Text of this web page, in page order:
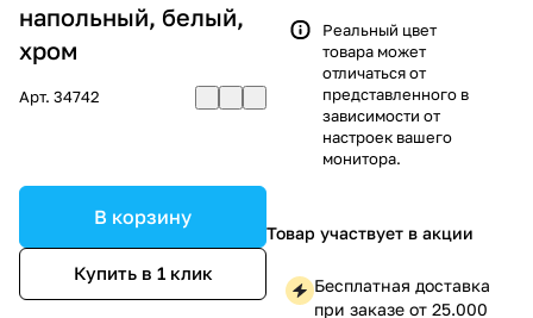
напольный, белый,
хром
Арт. 34742
В корзину
Купить в 1 клик
Реальный цвет
товара может
отличаться от
представленного в
зависимости от
настроек вашего
монитора.
Товар участвует в акции
Бесплатная доставка
при заказе от 25.000